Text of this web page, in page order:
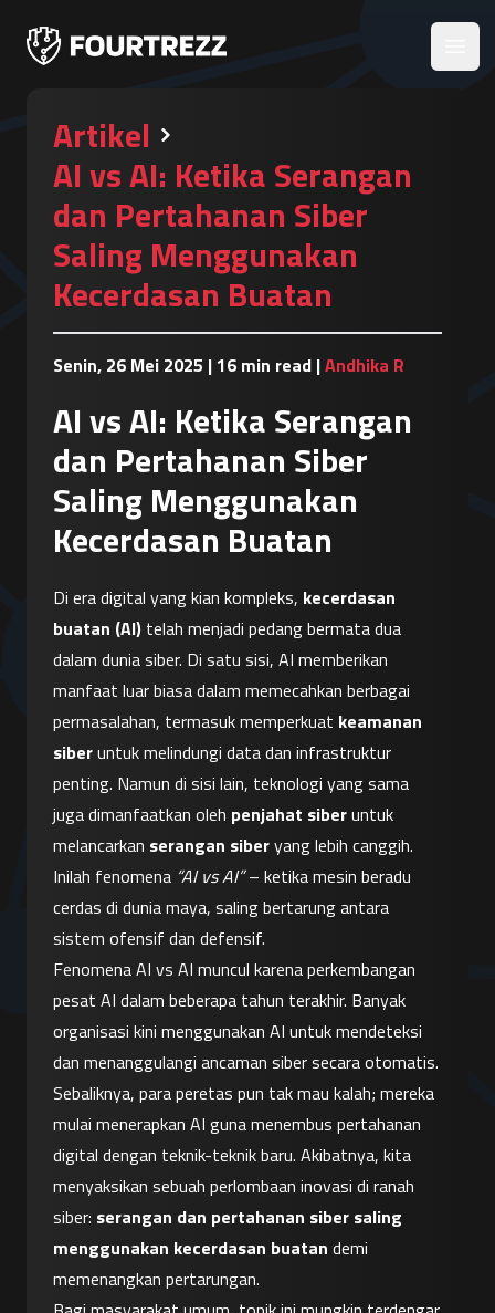
Artikel
AI vs AI: Ketika Serangan
dan Pertahanan Siber
Saling Menggunakan
Kecerdasan Buatan
Senin, 26 Mei 2025 |16 min read |Andhika R
AI vs AI: Ketika Serangan
dan Pertahanan Siber
Saling Menggunakan
Kecerdasan Buatan
Di era digital yang kian kompleks, kecerdasan
buatan (AI) telah menjadi pedang bermata dua
dalam dunia siber. Di satu sisi, AI memberikan
manfaat luar biasa dalam memecahkan berbagai
permasalahan, termasuk memperkuat keamanan
siber untuk melindungi data dan infrastruktur
penting. Namun di sisi lain, teknologi yang sama
juga dimanfaatkan oleh penjahat siber untuk
melancarkan serangan siber yang lebih canggih.
Inilah fenomena “AI vs AI” – ketika mesin beradu
cerdas di dunia maya, saling bertarung antara
sistem ofensif dan defensif.
Fenomena AI vs AI muncul karena perkembangan
pesat AI dalam beberapa tahun terakhir. Banyak
organisasi kini menggunakan AI untuk mendeteksi
dan menanggulangi ancaman siber secara otomatis.
Sebaliknya, para peretas pun tak mau kalah; mereka
mulai menerapkan AI guna menembus pertahanan
digital dengan teknik-teknik baru. Akibatnya, kita
menyaksikan sebuah perlombaan inovasi di ranah
siber: serangan dan pertahanan siber saling
menggunakan kecerdasan buatan demi
memenangkan pertarungan.